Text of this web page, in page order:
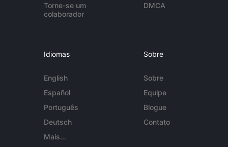
Torne-se um
colaborador
DMCA
Idiomas
English
Español
Português
Deutsch
Mais...
Sobre
Sobre
Equipe
Blogue
Contato